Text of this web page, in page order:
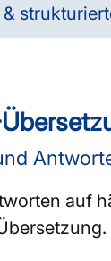
auf